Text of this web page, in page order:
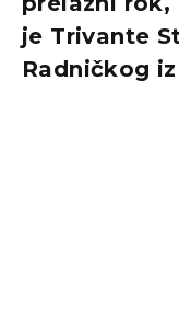
je Trivante
Radničkog